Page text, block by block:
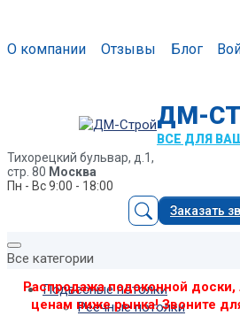
О компании Отзывы Блог
ДМ-
ВСЕ ДЛЯ
Тихорецкий бульвар, д.1,
стр. 80 Москва
Пн - Вс 9:00 - 18:00
Заказать
Все категории
Подвесные потолки
Реечные потолки
Распродажа подоконной доски,
ценам ниже рынка! Звоните